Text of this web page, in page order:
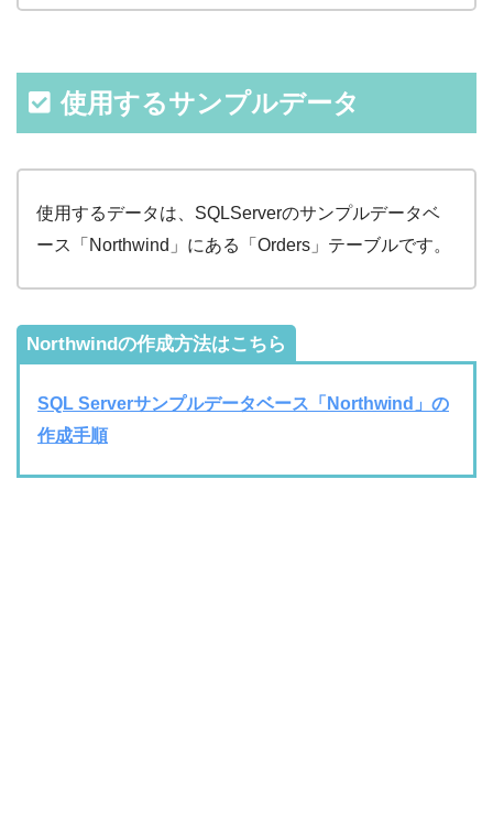
使用するサンプルデータ
使用するデータは、SQLServerのサンプルデータベ
ース「Northwind」にある「Orders」テーブルです。
Northwindの作成方法はこちら
SQL Serverサンプルデータベース「Northwind」の
作成手順